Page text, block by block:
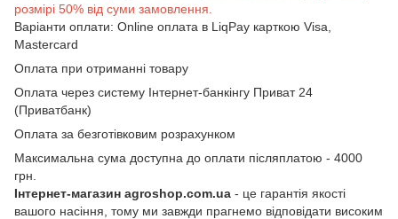
розмірі 50% від суми замовлення.
Варіанти оплати: Online оплата в LiqPay карткою Visa,
Mastercard
Оплата при отриманні товару
Оплата через систему Інтернет-банкінгу Приват 24
(Приватбанк)
Оплата за безготівковим розрахунком
Максимальна сума доступна до оплати післяплатою - 4000
грн.
Інтернет-магазин agroshop.com.ua - це гарантія якості
вашого насіння, тому ми завжди прагнемо відповідати високим